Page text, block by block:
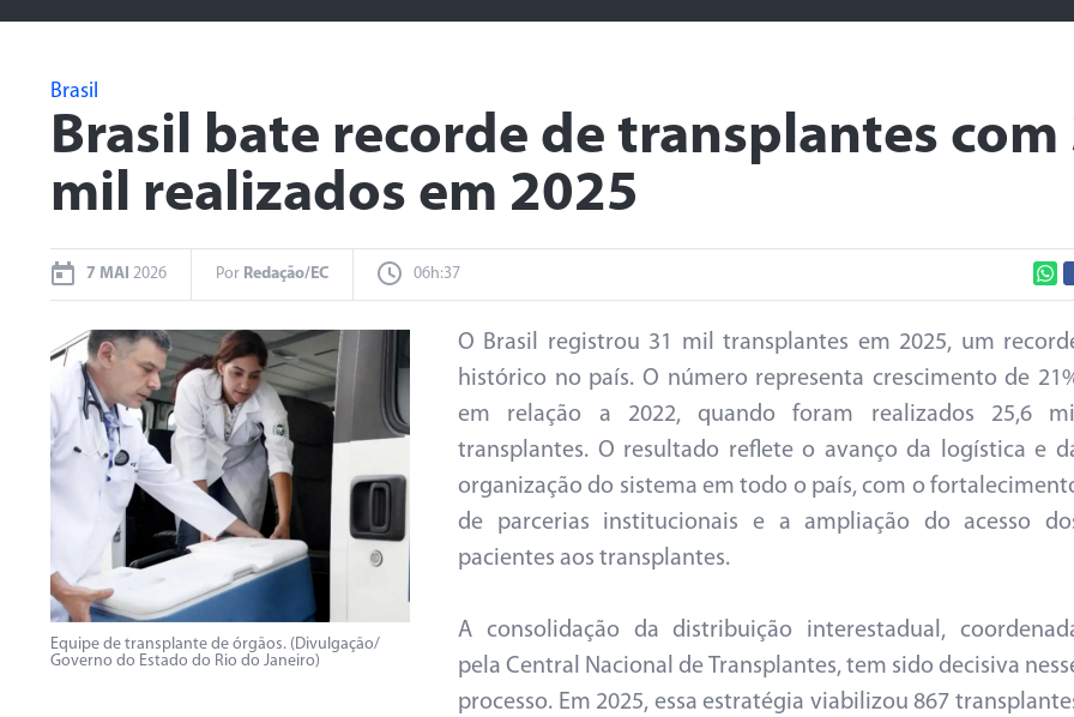
Brasil
Brasil bate recorde de transplantes com
mil realizados em 2025
7 MAI 2026 Por Redação/EC 06h:37
Equipe de transplante de órgãos. (Divulgação/
Governo do Estado do Rio do Janeiro)
O Brasil registrou 31 mil transplantes em 2025, um
histórico no país. O número representa crescimento de
em relação a 2022, quando foram realizados 25,6
transplantes. O resultado reflete o avanço da logística e
organização do sistema em todo o país, com o
de parcerias institucionais e a ampliação do acesso
pacientes aos transplantes.
A consolidação da distribuição interestadual,
pela Central Nacional de Transplantes, tem sido decisiva
processo. Em 2025, essa estratégia viabilizou 867